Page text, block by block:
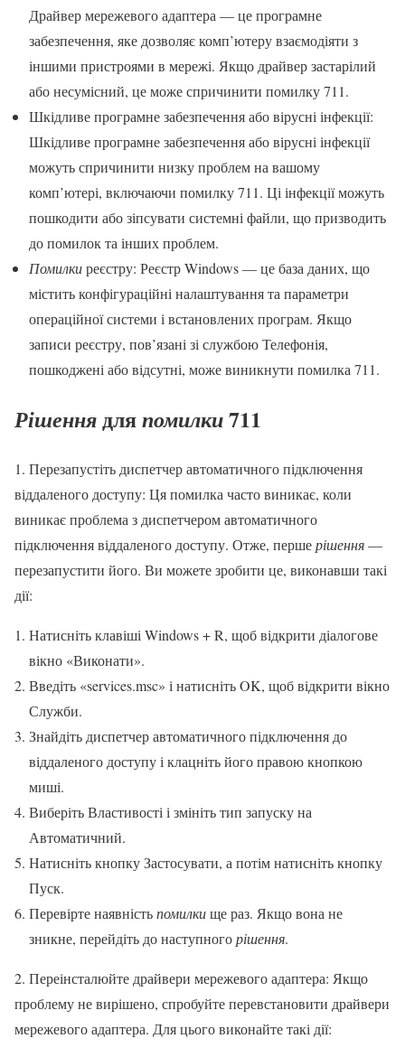
Драйвер мережевого адаптера — це програмне
забезпечення, яке дозволяє комп’ютеру взаємодіяти з
іншими пристроями в мережі. Якщо драйвер застарілий
або несумісний, це може спричинити помилку 711.
Шкідливе програмне забезпечення або вірусні інфекції:
Шкідливе програмне забезпечення або вірусні інфекції
можуть спричинити низку проблем на вашому
комп’ютері, включаючи помилку 711. Ці інфекції можуть
пошкодити або зіпсувати системні файли, що призводить
до помилок та інших проблем.
Помилкиреєстру: Реєстр Windows — це база даних, що
містить конфігураційні налаштування та параметри
операційної системи і встановлених програм. Якщо
записи реєстру, пов’язані зі службою Телефонія,
пошкоджені або відсутні, може виникнути помилка 711.
Рішеннядляпомилки711
1. Перезапустіть диспетчер автоматичного підключення
віддаленого доступу: Ця помилка часто виникає, коли
виникає проблема з диспетчером автоматичного
підключення віддаленого доступу. Отже, першерішення—
перезапустити його. Ви можете зробити це, виконавши такі
дії:
Натисніть клавіші Windows + R, щоб відкрити діалогове
вікно «Виконати».
Введіть «services.msc» і натисніть OK, щоб відкрити вікно
Служби.
Знайдіть диспетчер автоматичного підключення до
віддаленого доступу і клацніть його правою кнопкою
миші.
Виберіть Властивості і змініть тип запуску на
Автоматичний.
Натисніть кнопку Застосувати, а потім натисніть кнопку
Пуск.
Перевірте наявністьпомилкище раз. Якщо вона не
зникне, перейдіть до наступногорішення.
2. Переінсталюйте драйвери мережевого адаптера: Якщо
проблему не вирішено, спробуйте перевстановити драйвери
мережевого адаптера. Для цього виконайте такі дії: